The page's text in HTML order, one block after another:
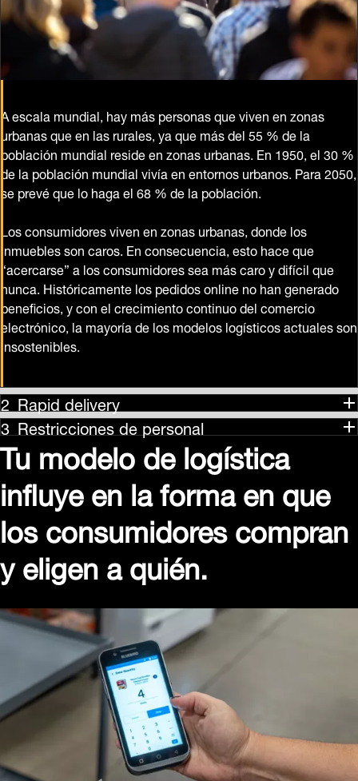
A escala mundial, hay más personas que viven en zonas
urbanas que en las rurales, ya que más del 55 % de la
población mundial reside en zonas urbanas. En 1950, el 30 %
de la población mundial vivía en entornos urbanos. Para 2050,
se prevé que lo haga el 68 % de la población.
Los consumidores viven en zonas urbanas, donde los
inmuebles son caros. En consecuencia, esto hace que
“acercarse” a los consumidores sea más caro y difícil que
nunca. Históricamente los pedidos online no han generado
beneficios, y con el crecimiento continuo del comercio
electrónico, la mayoría de los modelos logísticos actuales son
insostenibles.
Rapid delivery
Restricciones de personal
Tu modelo de logística
influye en la forma en que
los consumidores compran
y eligen a quién.